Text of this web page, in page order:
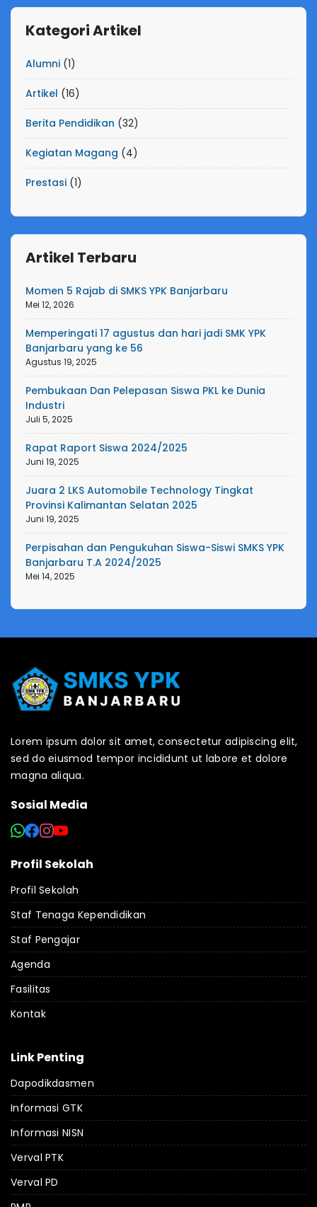
Kategori Artikel
Alumni (1)
Artikel (16)
Berita Pendidikan (32)
Kegiatan Magang (4)
Prestasi (1)
Artikel Terbaru
Momen 5 Rajab di SMKS YPK Banjarbaru
Mei 12, 2026
Memperingati 17 agustus dan hari jadi SMK YPK
Banjarbaru yang ke 56
Agustus 19, 2025
Pembukaan Dan Pelepasan Siswa PKL ke Dunia
Industri
Juli 5, 2025
Rapat Raport Siswa 2024/2025
Juni 19, 2025
Juara 2 LKS Automobile Technology Tingkat
Provinsi Kalimantan Selatan 2025
Juni 19, 2025
Perpisahan dan Pengukuhan Siswa-Siswi SMKS YPK
Banjarbaru T.A 2024/2025
Mei 14, 2025
Lorem ipsum dolor sit amet, consectetur adipiscing elit,
sed do eiusmod tempor incididunt ut labore et dolore
magna aliqua.
Sosial Media
Profil Sekolah
Profil Sekolah
Staf Tenaga Kependidikan
Staf Pengajar
Agenda
Fasilitas
Kontak
Link Penting
Dapodikdasmen
Informasi GTK
Informasi NISN
Verval PTK
Verval PD